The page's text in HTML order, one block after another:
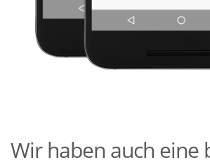
Wir haben auch eine